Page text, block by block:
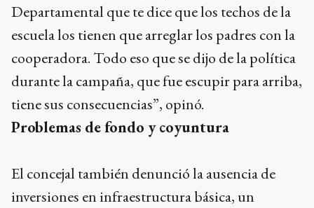
Departamental que te dice que los techos de la
escuela los tienen que arreglar los padres con la
cooperadora. Todo eso que se dijo de la política
durante la campaña, que fue escupir para arriba,
tiene sus consecuencias”, opinó.
Problemas de fondo y coyuntura
El concejal también denunció la ausencia de
inversiones en infraestructura básica, un